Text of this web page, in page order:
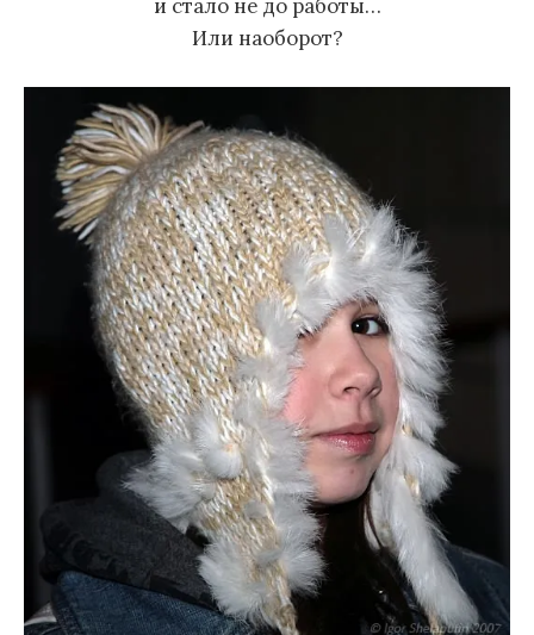
и стало не до работы…
Или наоборот?